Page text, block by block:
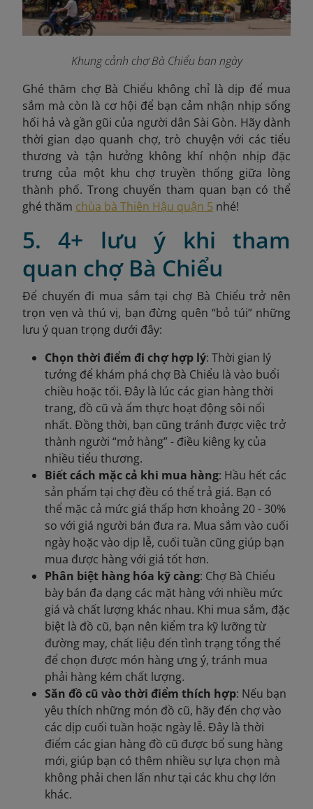
Khung cảnh chợ Bà Chiểu ban ngày
Ghé thăm chợ Bà Chiểu không chỉ là dịp để mua
sắm mà còn là cơ hội để bạn cảm nhận nhịp sống
hối hả và gần gũi của người dân Sài Gòn. Hãy dành
thời gian dạo quanh chợ, trò chuyện với các tiểu
thương và tận hưởng không khí nhộn nhịp đặc
trưng của một khu chợ truyền thống giữa lòng
thành phố. Trong chuyến tham quan bạn có thể
ghé thăm chùa bà Thiên Hậu quận 5 nhé!
5. 4+ lưu ý khi tham
quan chợ Bà Chiểu
Để chuyến đi mua sắm tại chợ Bà Chiểu trở nên
trọn vẹn và thú vị, bạn đừng quên “bỏ túi” những
lưu ý quan trọng dưới đây:
Chọn thời điểm đi chợ hợp lý: Thời gian lý
tưởng để khám phá chợ Bà Chiểu là vào buổi
chiều hoặc tối. Đây là lúc các gian hàng thời
trang, đồ cũ và ẩm thực hoạt động sôi nổi
nhất. Đồng thời, bạn cũng tránh được việc trở
thành người “mở hàng” - điều kiêng kỵ của
nhiều tiểu thương.
Biết cách mặc cả khi mua hàng: Hầu hết các
sản phẩm tại chợ đều có thể trả giá. Bạn có
thể mặc cả mức giá thấp hơn khoảng 20 - 30%
so với giá người bán đưa ra. Mua sắm vào cuối
ngày hoặc vào dịp lễ, cuối tuần cũng giúp bạn
mua được hàng với giá tốt hơn.
Phân biệt hàng hóa kỹ càng: Chợ Bà Chiểu
bày bán đa dạng các mặt hàng với nhiều mức
giá và chất lượng khác nhau. Khi mua sắm, đặc
biệt là đồ cũ, bạn nên kiểm tra kỹ lưỡng từ
đường may, chất liệu đến tình trạng tổng thể
để chọn được món hàng ưng ý, tránh mua
phải hàng kém chất lượng.
Săn đồ cũ vào thời điểm thích hợp: Nếu bạn
yêu thích những món đồ cũ, hãy đến chợ vào
các dịp cuối tuần hoặc ngày lễ. Đây là thời
điểm các gian hàng đồ cũ được bổ sung hàng
mới, giúp bạn có thêm nhiều sự lựa chọn mà
không phải chen lấn như tại các khu chợ lớn
khác.